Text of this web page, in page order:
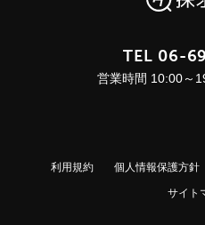
TEL 06-
営業時間 10:00～
利用規約 個人情報保護方針
サイト